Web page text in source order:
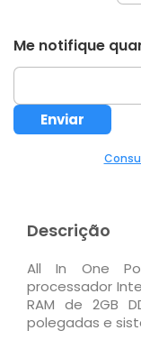
Me notifique
Descrição
All In One
processador
RAM de 2GB
polegadas e